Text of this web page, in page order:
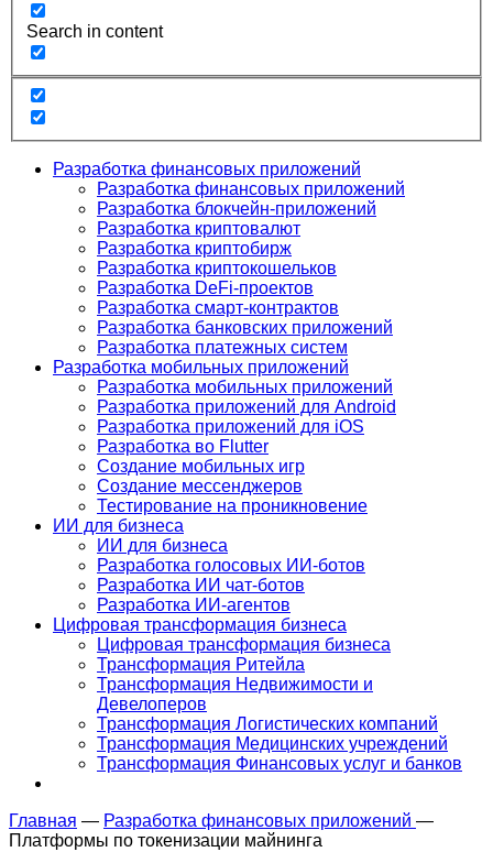
Search in content
Разработка финансовых приложений
Разработка финансовых приложений
Разработка блокчейн-приложений
Разработка криптовалют
Разработка криптобирж
Разработка криптокошельков
Разработка DeFi-проектов
Разработка смарт-контрактов
Разработка банковских приложений
Разработка платежных систем
Разработка мобильных приложений
Разработка мобильных приложений
Разработка приложений для Android
Разработка приложений для iOS
Разработка во Flutter
Создание мобильных игр
Создание мессенджеров
Тестирование на проникновение
ИИ для бизнеса
ИИ для бизнеса
Разработка голосовых ИИ-ботов
Разработка ИИ чат-ботов
Разработка ИИ-агентов
Цифровая трансформация бизнеса
Цифровая трансформация бизнеса
Трансформация Ритейла
Трансформация Недвижимости и
Девелоперов
Трансформация Логистических компаний
Трансформация Медицинских учреждений
Трансформация Финансовых услуг и банков
Главная — Разработка финансовых приложений —
Платформы по токенизации майнинга